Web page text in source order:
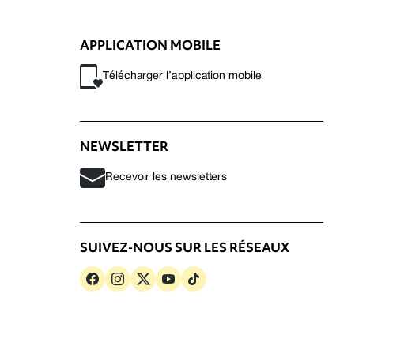
APPLICATION MOBILE
Télécharger l’application mobile
NEWSLETTER
Recevoir les newsletters
SUIVEZ-NOUS SUR LES RÉSEAUX